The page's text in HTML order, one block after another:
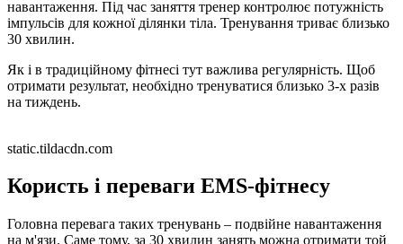
навантаження. Під час заняття тренер контролює потужність
імпульсів для кожної ділянки тіла. Тренування триває близько
30 хвилин.
Як і в традиційному фітнесі тут важлива регулярність. Щоб
отримати результат, необхідно тренуватися близько 3-х разів
на тиждень.
static.tildacdn.com
Користь і переваги EMS-фітнесу
Головна перевага таких тренувань – подвійне навантаження
на м'язи. Саме тому, за 30 хвилин занять можна отримати той